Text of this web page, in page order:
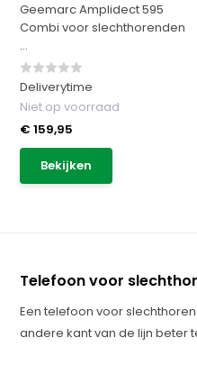
Geemarc Amplidect 595
Combi voor slechthorenden
...
Deliverytime
Niet op voorraad
€ 159,95
Bekijken
Telefoon voor
Een telefoon voor
andere kant van de lijn beter